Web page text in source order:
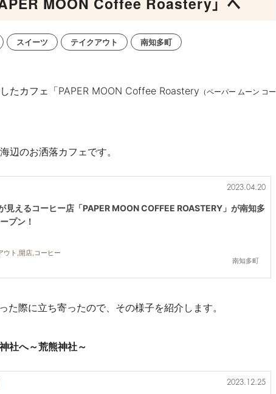
スイーツ テイクアウト 南知多町
たカフェ「PAPER MOON Coffee Roastery （ペーパー ムーン コー
辺のお洒落カフェです。
南知多町
2023.04.20
見えるコーヒー店「PAPER MOON COFFEE ROASTERY」が南知多
プン！
ウト,開店,コーヒー
際に立ち寄ったので、その様子を紹介します。
社へ～荒熊神社～
2023.12.25